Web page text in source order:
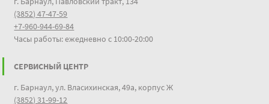
(3852) 47-47-59
+7-960-944-69-84
Часы работы: ежедневно с 10:00-20:00
СЕРВИСНЫЙ ЦЕНТР
г. Барнаул, ул. Власихинская, 49а, корпус Ж
(3852) 31-99-12